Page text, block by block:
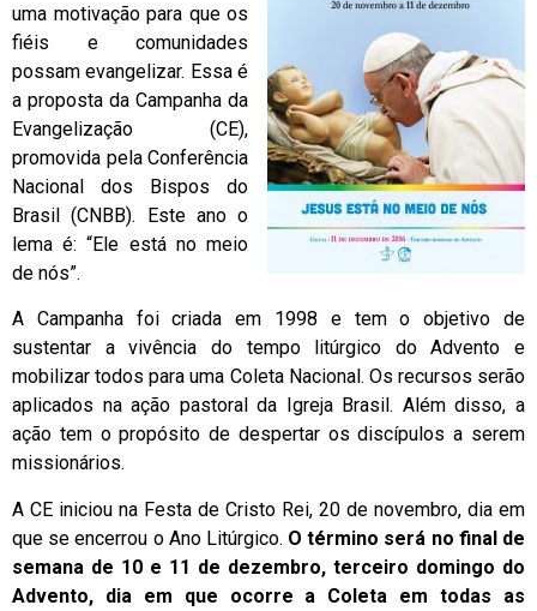
uma motivação para que os
fiéis e comunidades
possam evangelizar. Essa é
a proposta da Campanha da
Evangelização (CE),
promovida pela Conferência
Nacional dos Bispos do
Brasil (CNBB). Este ano o
lema é: “Ele está no meio
de nós”.
A Campanha foi criada em 1998 e tem o objetivo de
sustentar a vivência do tempo litúrgico do Advento e
mobilizar todos para uma Coleta Nacional. Os recursos serão
aplicados na ação pastoral da Igreja Brasil. Além disso, a
ação tem o propósito de despertar os discípulos a serem
missionários.
A CE iniciou na Festa de Cristo Rei, 20 de novembro, dia em
que se encerrou o Ano Litúrgico. O término será no final de
semana de 10 e 11 de dezembro, terceiro domingo do
Advento, dia em que ocorre a Coleta em todas as